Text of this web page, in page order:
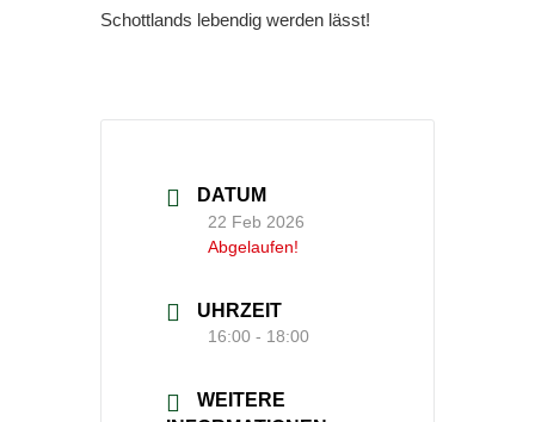
Schottlands lebendig werden lässt!
DATUM
22 Feb 2026
Abgelaufen!
UHRZEIT
16:00 - 18:00
WEITERE